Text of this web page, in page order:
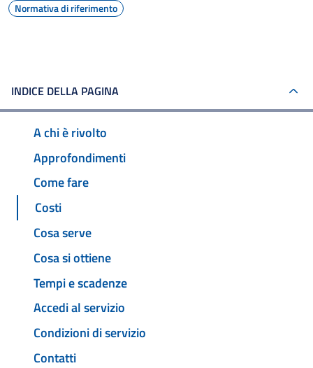
Normativa di riferimento
INDICE DELLA PAGINA
A chi è rivolto
Approfondimenti
Come fare
Costi
Cosa serve
Cosa si ottiene
Tempi e scadenze
Accedi al servizio
Condizioni di servizio
Contatti